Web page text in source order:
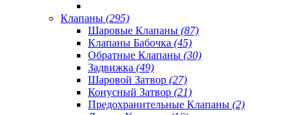
Клапаны (295)
Шаровые Клапаны (87)
Клапаны Бабочка (45)
Обратные Клапаны (30)
Задвижка (49)
Шаровой Затвор (27)
Конусный Затвор (21)
Предохранительные Клапаны (2)